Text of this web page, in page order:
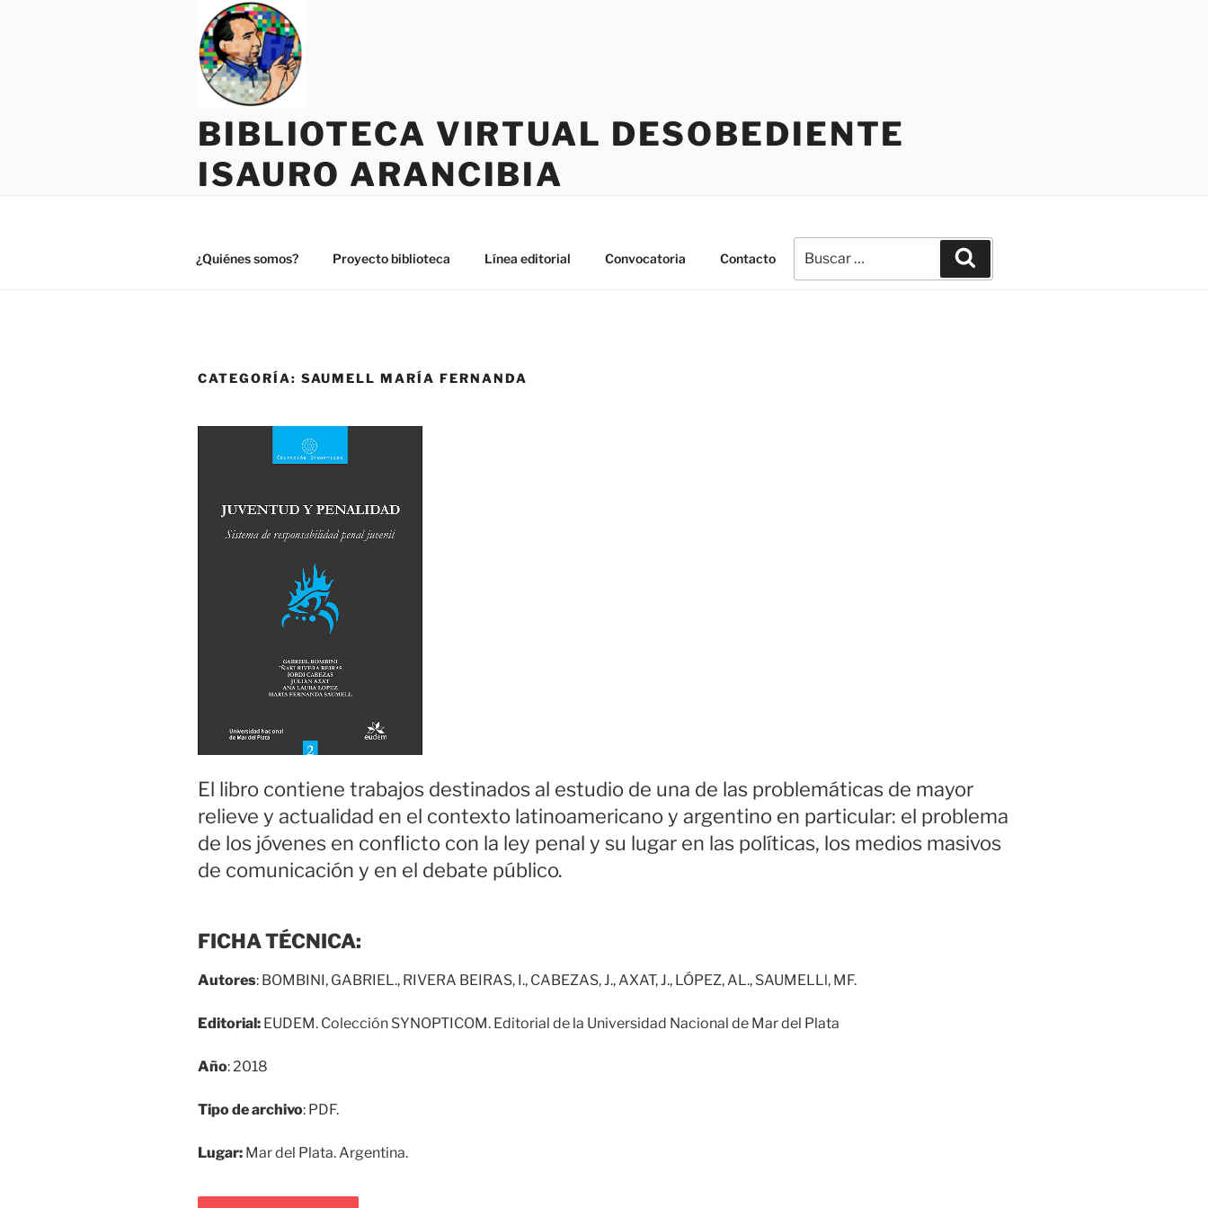
BIBLIOTECA VIRTUAL DESOBEDIENTE
ISAURO ARANCIBIA
¿Quiénes somos? Proyecto biblioteca Línea editorial Convocatoria Contacto
por:
CATEGORÍA: SAUMELL MARÍA FERNANDA
El libro contiene trabajos destinados al estudio de una de las problemáticas de mayor
relieve y actualidad en el contexto latinoamericano y argentino en particular: el problema
de los jóvenes en conflicto con la ley penal y su lugar en las políticas, los medios masivos
de comunicación y en el debate público.
FICHA TÉCNICA:
Autores: BOMBINI, GABRIEL., RIVERA BEIRAS, I., CABEZAS, J., AXAT, J., LÓPEZ, AL., SAUMELLl, MF.
Editorial: EUDEM. Colección SYNOPTICOM. Editorial de la Universidad Nacional de Mar del Plata
Año: 2018
Tipo de archivo: PDF.
Lugar: Mar del Plata. Argentina.